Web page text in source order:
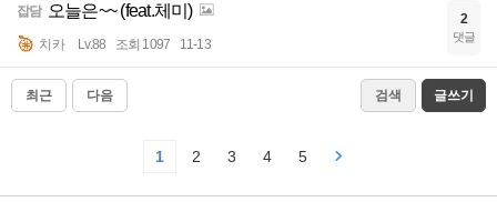
잡담 오늘은~~ (feat.체미)
치카 Lv.88 조회 1097 11-13
2
댓글
최근 다음 검색 글쓰기
1 2 3 4 5